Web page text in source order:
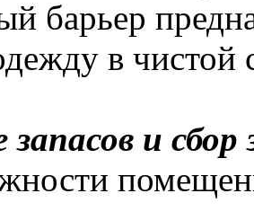
барьер
в чистой
запасов и